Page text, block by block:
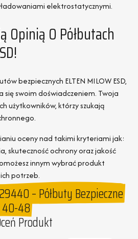
elektrostatycznymi.
Opinią O Półbutach
bezpiecznych ELTEN MILOW ESD,
się swoim doświadczeniem. Twoja
użytkowników, którzy szukają
oceny nad takimi kryteriami jak:
skuteczność ochrony oraz jakość
innym wybrać produkt
potrzeb.
– Półbuty Bezpieczne
40-48
Produkt